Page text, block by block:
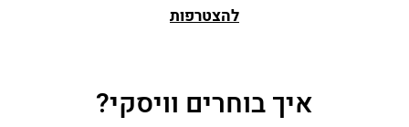
להצטרפות
איך בוחרים וויסקי?